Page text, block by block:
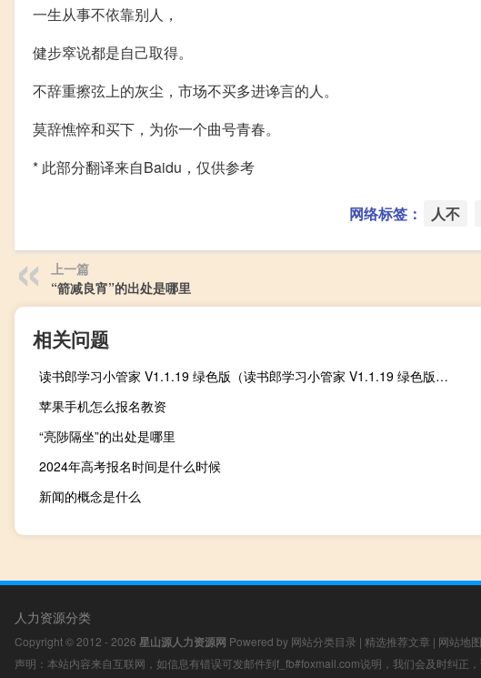
一生从事不依靠别人，
健步窣说都是自己取得。
不辞重擦弦上的灰尘，市场不买多进谗言的人。
莫辞憔悴和买下，为你一个曲号青春。
* 此部分翻译来自Baidu，仅供参考
网络标签： 人不
上一篇
“箭减良宵”的出处是哪里
相关问题
读书郎学习小管家 V1.1.19 绿色版（读书郎学习小管家 V1.1.19 绿色版功能简介）
苹果手机怎么报名教资
“亮陟隔坐”的出处是哪里
2024年高考报名时间是什么时候
新闻的概念是什么
人力资源分类
Copyright © 2012 - 2026 星山源人力资源网 Powered by 网站分类目录 | 精选推荐文章 | 网站地图
声明：本站内容来自互联网，如信息有错误可发邮件到f_fb#foxmail.com说明，我们会及时纠正